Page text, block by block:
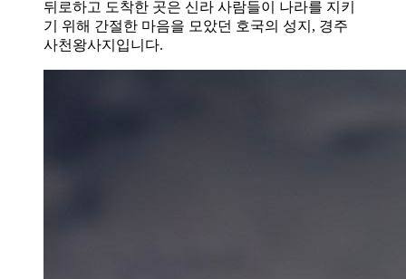
뒤로하고 도착한 곳은 신라 사람들이 나라를 지키
기 위해 간절한 마음을 모았던 호국의 성지, 경주
사천왕사지입니다.